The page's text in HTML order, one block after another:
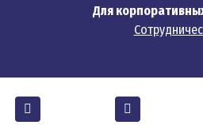
Для